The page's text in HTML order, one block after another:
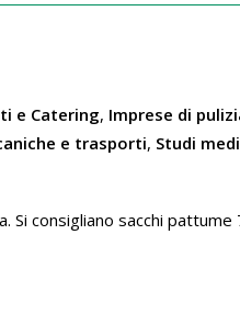
e Catering, Imprese di
e trasporti, Studi
Si consigliano sacchi pattume